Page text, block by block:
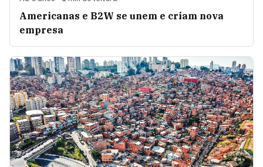
Americanas e B2W se unem e criam nova
empresa